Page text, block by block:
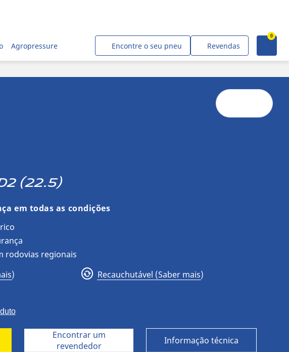
0
Agropressure Encontre o seu pneu Revendas
Z2
(22.5)
em todas as condições
rodovias regionais
Recauchutável (Saber mais)
Encontrar um
revendedor
Informação técnica
Faça sua cotação